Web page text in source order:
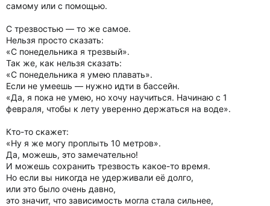
самому или с помощью.
С трезвостью — то же самое.
Нельзя просто сказать:
«С понедельника я трезвый».
Так же, как нельзя сказать:
«С понедельника я умею плавать».
Если не умеешь — нужно идти в бассейн.
«Да, я пока не умею, но хочу научиться. Начинаю с 1
февраля, чтобы к лету уверенно держаться на воде».
Кто-то скажет:
«Ну я же могу проплыть 10 метров».
Да, можешь, это замечательно!
И можешь сохранить трезвость какое-то время.
Но если вы никогда не удерживали её долго,
или это было очень давно,
это значит, что зависимость могла стала сильнее,